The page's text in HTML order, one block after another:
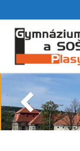
na
obsah